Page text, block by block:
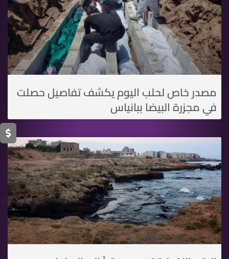
مصدر خاص لحلب اليوم يكشف تفاصيل حصلت
في مجزرة البيضا ببانياس